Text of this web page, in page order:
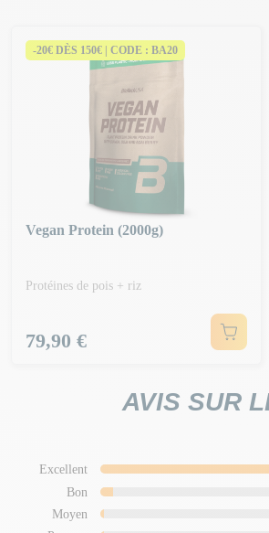
-20€ DÈS 150€ | CODE : BA20
Vegan Protein (2000g)
Protéines de pois + riz
Prix
79,90 €
AVIS SUR
Excellent
Bon
Moyen